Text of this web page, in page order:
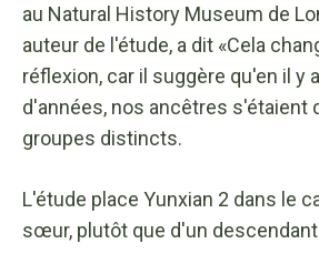
au Natural History Museum de
auteur de l'étude, a dit «Cela
réflexion, car il suggère qu'en il y
d'années, nos ancêtres s'étaient
groupes distincts.
L'étude place Yunxian 2 dans le
sœur, plutôt que d'un